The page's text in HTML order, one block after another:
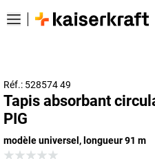
Réf.: 528574 49
Tapis absorbant
PIG
modèle universel, longueur 91 m